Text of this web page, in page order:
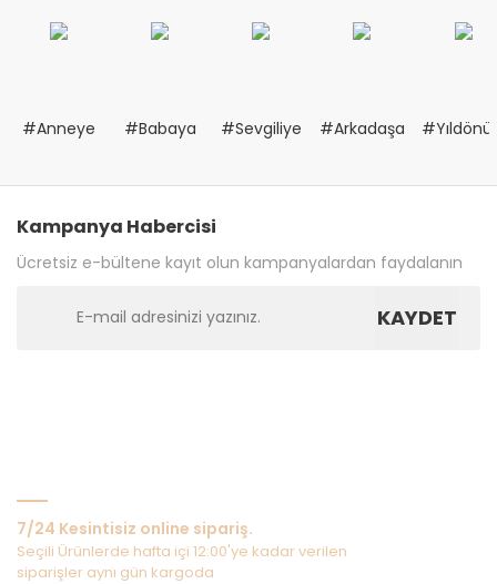
#Anneye #Babaya #Sevgiliye #Arkadaşa
Kampanya Habercisi
Ücretsiz e-bültene kayıt olun kampanyalardan faydalanın
KAYDET
7/24 Kesintisiz online sipariş.
Seçili Ürünlerde hafta içi 12:00'ye kadar verilen
siparişler aynı gün kargoda